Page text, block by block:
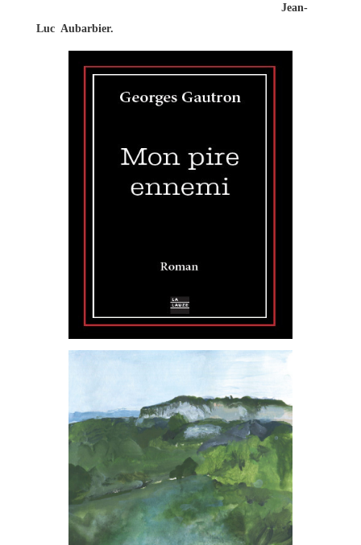
Jean-
Luc Aubarbier.